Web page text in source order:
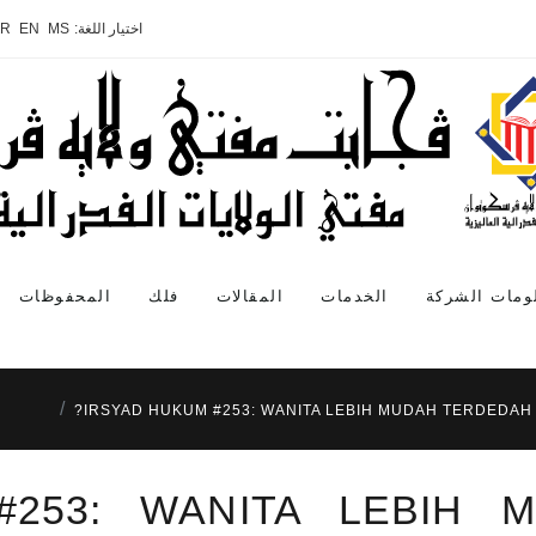
اختيار اللغة: MS
EN
الشركة الخدمات المقالات فلك المحفوظات
IRSYAD HUKUM #253: WANITA LEBIH MUDAH TERDEDAH
WANITA LEBIH